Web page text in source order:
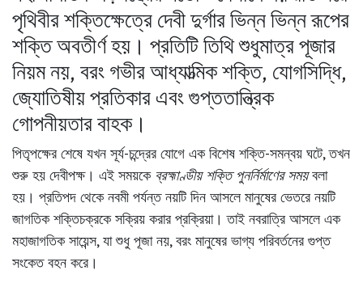
পৃথিবীর শক্তিক্ষেত্রে দেবী দুর্গার ভিন্ন ভিন্ন রূপের
শক্তি অবতীর্ণ হয়। প্রতিটি তিথি শুধুমাত্র পূজার
নিয়ম নয়, বরং গভীর আধ্যাত্মিক শক্তি, যোগসিদ্ধি,
জ্যোতিষীয় প্রতিকার এবং গুপ্ততান্ত্রিক
গোপনীয়তার বাহক।
পিতৃপক্ষের শেষে যখন সূর্য-চন্দ্রের যোগে এক বিশেষ শক্তি-সমন্বয় ঘটে, তখন
শুরু হয় দেবীপক্ষ। এই সময়কে ব্রহ্মাণ্ডীয় শক্তি পুনর্নির্মাণের সময়বলা
হয়। প্রতিপদ থেকে নবমী পর্যন্ত নয়টি দিন আসলে মানুষের ভেতরে নয়টি
জাগতিক শক্তিচক্রকে সক্রিয় করার প্রক্রিয়া। তাই নবরাত্রি আসলেএক
মহাজাগতিক সায়েন্স, যা শুধু পূজা নয়, বরং মানুষের ভাগ্য পরিবর্তনের গুপ্ত
সংকেত বহন করে।